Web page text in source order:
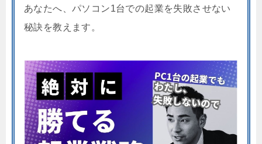
あなたへ、パソコン1台での起業を失敗させない
秘訣を教えます。